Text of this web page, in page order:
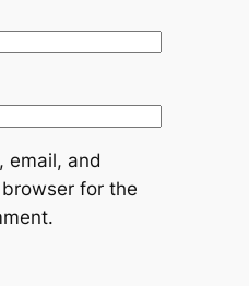
email, and
for the